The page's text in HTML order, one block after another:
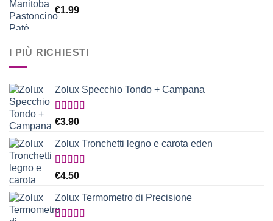
€1.99
I PIÙ RICHIESTI
Zolux Specchio Tondo + Campana
Valutato
€3.90
Zolux Tronchetti legno e carota eden
Valutato
€4.50
Zolux Termometro di Precisione